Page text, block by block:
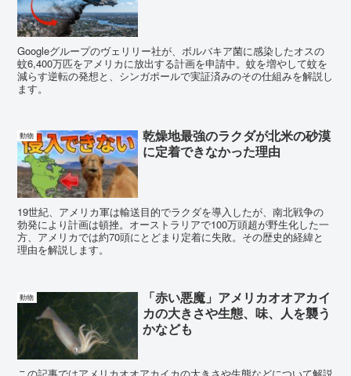
Googleグループのヴェリリー社が、ボルバキア菌に感染したオスの
蚊6,400万匹をアメリカに放出する計画を申請中。蚊を増やして蚊を
減らす逆転の発想と、シンガポールで実証済みのその仕組みを解説し
ます。
動物
乾燥地最強のラクダが北米の砂漠
に定着できなかった理由
19世紀、アメリカ軍は輸送目的でラクダを導入したが、南北戦争の
勃発により計画は頓挫。オーストラリアで100万頭超が野生化した一
方、アメリカでは約70頭にとどまり定着に失敗。その歴史的経緯と
理由を解説します。
動物
「赤い悪魔」アメリカオオアカイ
カの大きさや生態、味、人を襲う
かなども